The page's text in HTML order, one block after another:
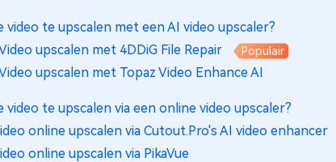
video te upscalen met een AI video upscaler?
upscalen met 4DDiG File Repair
Populair
upscalen met Topaz Video Enhance AI
video te upscalen via een online video upscaler?
online upscalen via Cutout.Pro's AI video enhancer
online upscalen via PikaVue